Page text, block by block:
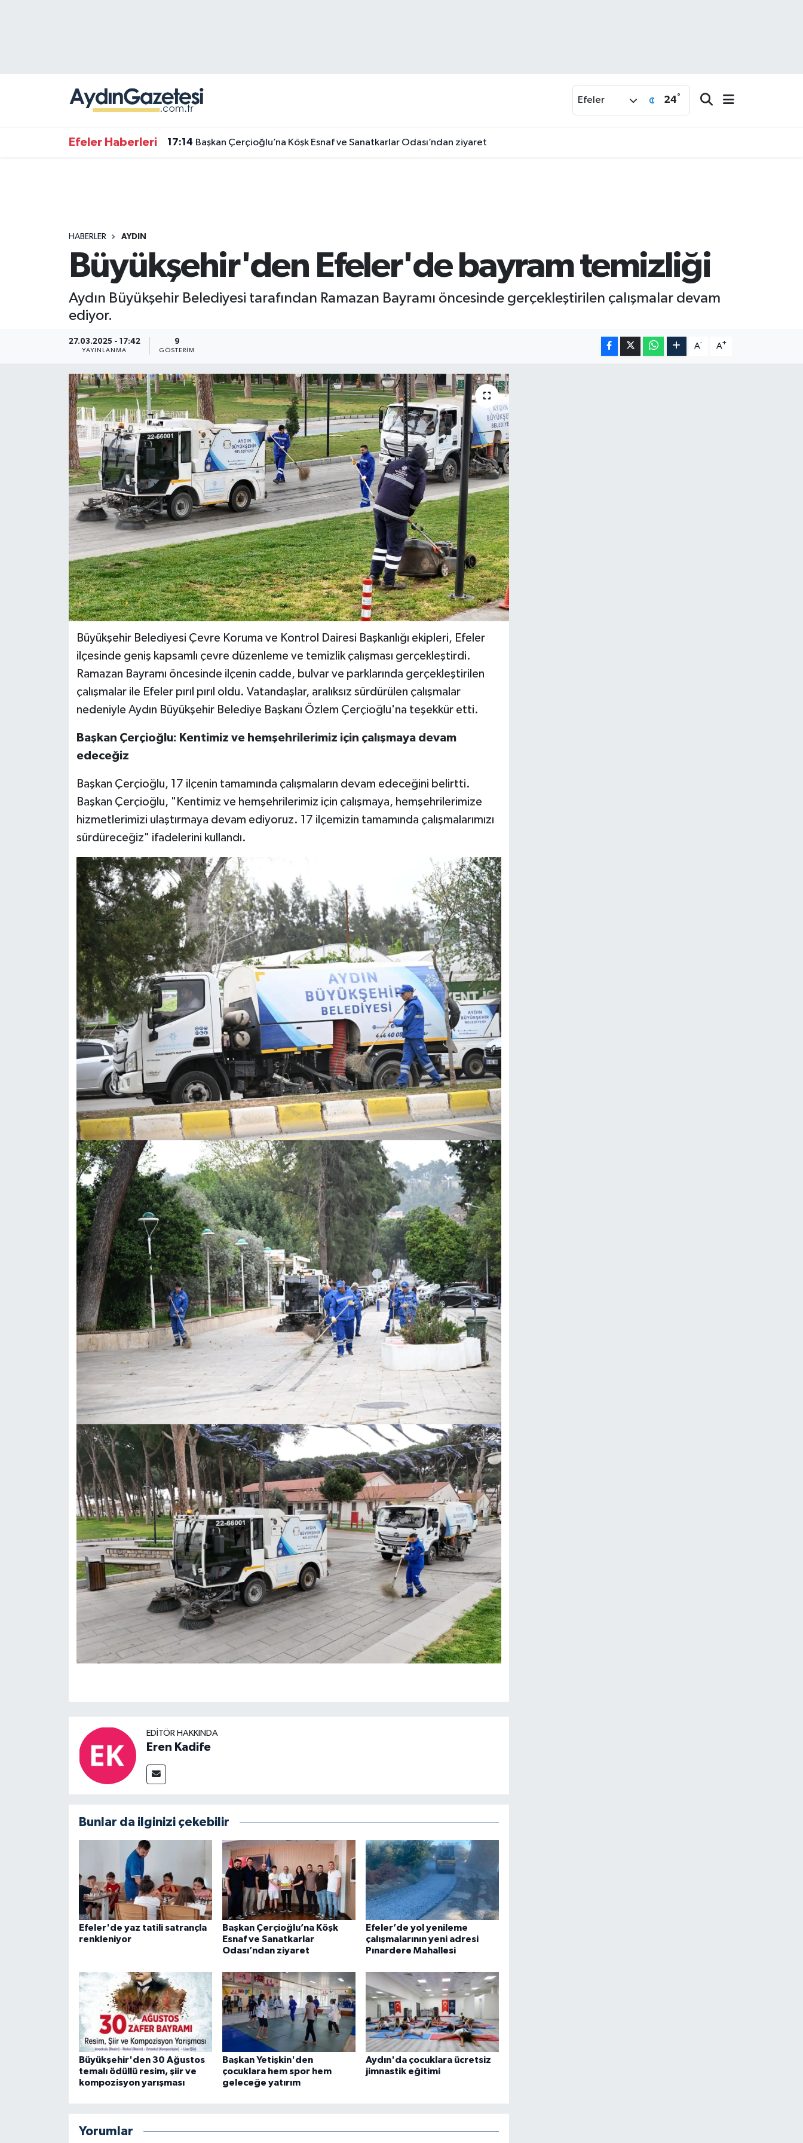
Efeler 24°
Efeler Haberleri 17:14 Başkan Çerçioğlu’na Köşk Esnaf ve Sanatkarlar Odası’ndan ziyaret
HABERLER AYDIN
Büyükşehir'den Efeler'de bayram temizliği
Aydın Büyükşehir Belediyesi tarafından Ramazan Bayramı öncesinde gerçekleştirilen çalışmalar devam
ediyor.
27.03.2025 - 17:42
YAYINLANMA
9
GÖSTERIM
A- A+
Büyükşehir Belediyesi Çevre Koruma ve Kontrol Dairesi Başkanlığı ekipleri, Efeler
ilçesinde geniş kapsamlı çevre düzenleme ve temizlik çalışması gerçekleştirdi.
Ramazan Bayramı öncesinde ilçenin cadde, bulvar ve parklarında gerçekleştirilen
çalışmalar ile Efeler pırıl pırıl oldu. Vatandaşlar, aralıksız sürdürülen çalışmalar
nedeniyle Aydın Büyükşehir Belediye Başkanı Özlem Çerçioğlu'na teşekkür etti.
Başkan Çerçioğlu: Kentimiz ve hemşehrilerimiz için çalışmaya devam
edeceğiz
Başkan Çerçioğlu, 17 ilçenin tamamında çalışmaların devam edeceğini belirtti.
Başkan Çerçioğlu, "Kentimiz ve hemşehrilerimiz için çalışmaya, hemşehrilerimize
hizmetlerimizi ulaştırmaya devam ediyoruz. 17 ilçemizin tamamında çalışmalarımızı
sürdüreceğiz" ifadelerini kullandı.
EDITÖR HAKKINDA
Eren Kadife
Bunlar da ilginizi çekebilir
Efeler'de yaz tatili satrançla
renkleniyor
Başkan Çerçioğlu’na Köşk
Esnaf ve Sanatkarlar
Odası’ndan ziyaret
Efeler’de yol yenileme
çalışmalarının yeni adresi
Pınardere Mahallesi
Büyükşehir'den 30 Ağustos
temalı ödüllü resim, şiir ve
kompozisyon yarışması
Başkan Yetişkin'den
çocuklara hem spor hem
geleceğe yatırım
Aydın'da çocuklara ücretsiz
jimnastik eğitimi
Yorumlar
Süper Lig Puan Durumu ve Fikstür
Tüm Manşetler